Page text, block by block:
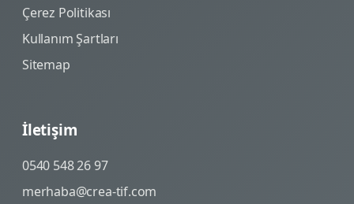
Çerez Politikası
Kullanım Şartları
Sitemap
İletişim
0540 548 26 97
merhaba@crea-tif.com